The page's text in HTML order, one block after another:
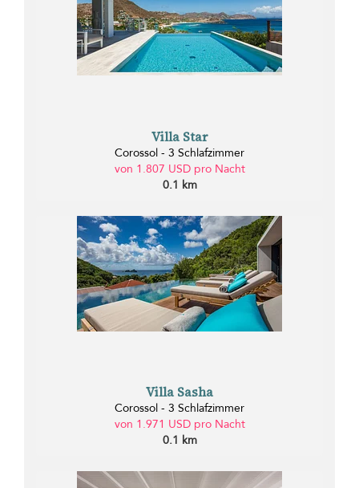
Villa Star
Corossol - 3 Schlafzimmer
von 1.807 USD pro Nacht
0.1 km
Villa Sasha
Corossol - 3 Schlafzimmer
von 1.971 USD pro Nacht
0.1 km